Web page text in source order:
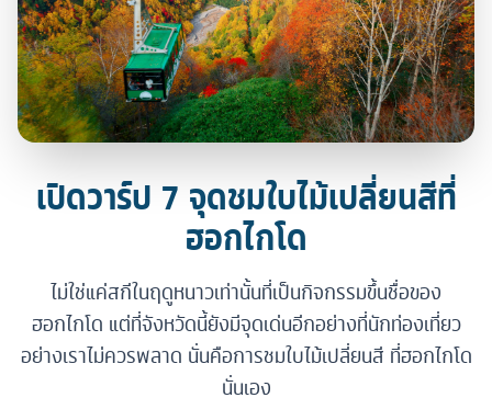
เปิดวาร์ป 7 จุดชมใบไม้เปลี่ยนสีที่
ฮอกไกโด
ไม่ใช่แค่สกีในฤดูหนาวเท่านั้นที่เป็นกิจกรรมขึ้นชื่อของ
ฮอกไกโด แต่ที่จังหวัดนี้ยังมีจุดเด่นอีกอย่างที่นักท่องเที่ยว
อย่างเราไม่ควรพลาด นั่นคือการชมใบไม้เปลี่ยนสี ที่ฮอกไกโด
นั่นเอง